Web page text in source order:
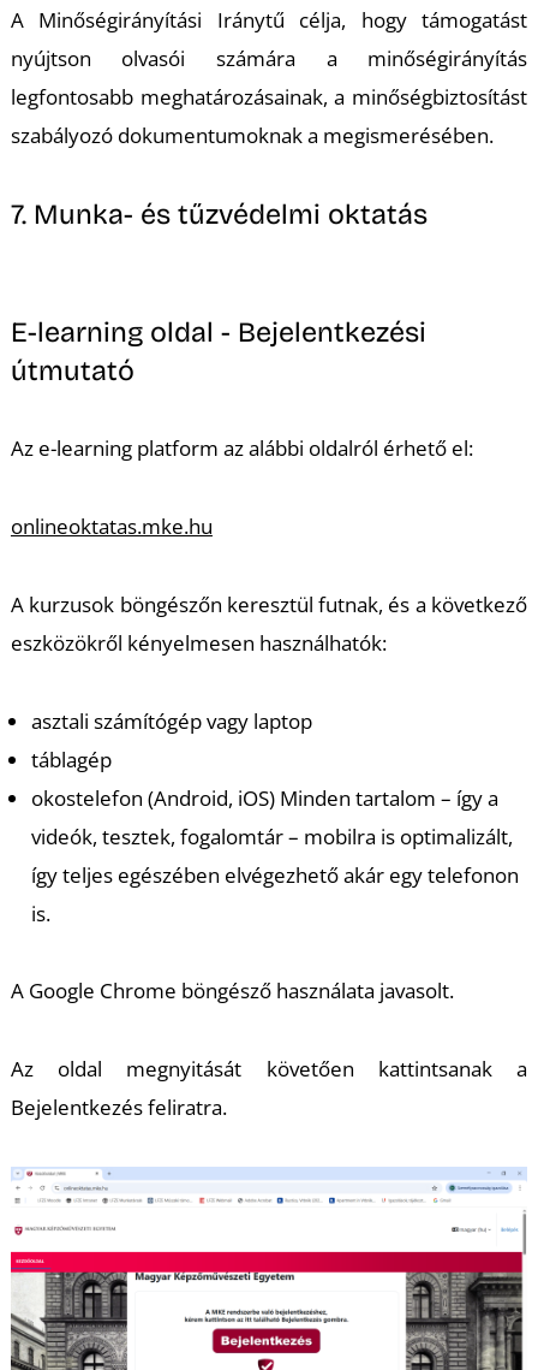
A Minőségirányítási Iránytű célja, hogy támogatást
nyújtson olvasói számára a minőségirányítás
legfontosabb meghatározásainak, a minőségbiztosítást
szabályozó dokumentumoknak a megismerésében.
7. Munka- és tűzvédelmi oktatás
E-learning oldal - Bejelentkezési
útmutató
Az e-learning platform az alábbi oldalról érhető el:
onlineoktatas.mke.hu
A kurzusok böngészőn keresztül futnak, és a következő
eszközökről kényelmesen használhatók:
asztali számítógép vagy laptop
táblagép
okostelefon (Android, iOS) Minden tartalom – így a
videók, tesztek, fogalomtár – mobilra is optimalizált,
így teljes egészében elvégezhető akár egy telefonon
is.
A Google Chrome böngésző használata javasolt.
Az oldal megnyitását követően kattintsanak a
Bejelentkezés feliratra.